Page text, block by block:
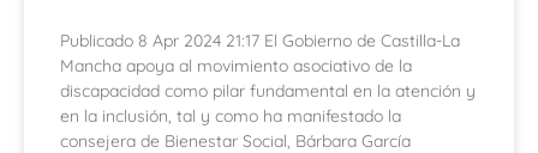
Publicado 8 Apr 2024 21:17 El Gobierno de Castilla-La
Mancha apoya al movimiento asociativo de la
discapacidad como pilar fundamental en la atención y
en la inclusión, tal y como ha manifestado la
consejera de Bienestar Social, Bárbara García